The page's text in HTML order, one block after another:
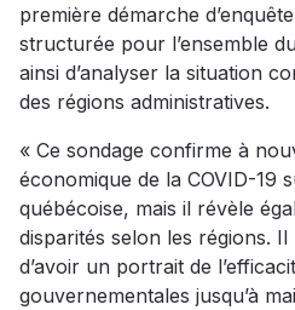
première démarche
structurée pour l’ensemble
ainsi d’analyser la situation
des régions administratives.
« Ce sondage confirme à
économique de la COVID-19
québécoise, mais il révèle
disparités selon les régions.
d’avoir un portrait de
gouvernementales jusqu’à